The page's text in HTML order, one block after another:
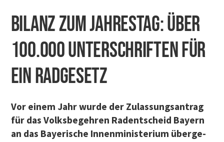
BILANZ ZUM JAH­RES­TAG: ÜBER
100.000 UNTER­SCHRIF­TEN FÜR
EIN RADGESETZ
Vor einem Jahr wur­de der Zulas­sungs­an­trag
für das Volks­be­geh­ren Radent­scheid Bay­ern
an das Baye­ri­sche Innen­mi­nis­te­ri­um über­ge­